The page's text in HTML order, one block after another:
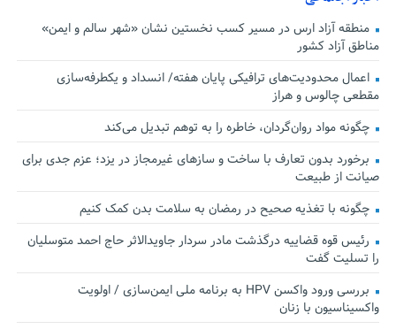
منطقه آزاد ارس در مسیر کسب نخستین نشان «شهر سالم و ایمن»
مناطق آزاد کشور
اعمال محدودیت‌های ترافیکی پایان هفته/ انسداد و یکطرفه‌سازی
مقطعی چالوس و هراز
چگونه مواد روان‌گردان، خاطره را به توهم تبدیل می‌کند
برخورد بدون تعارف با ساخت‌ و سازهای غیرمجاز در یزد؛ عزم جدی برای
صیانت از طبیعت
چگونه با تغذیه صحیح در رمضان به سلامت بدن کمک کنیم
رئیس قوه قضاییه درگذشت مادر سردار جاویدالاثر حاج احمد متوسلیان
را تسلیت گفت
بررسی ورود واکسن HPV به برنامه ملی ایمن‌سازی / اولویت
واکسیناسیون با زنان